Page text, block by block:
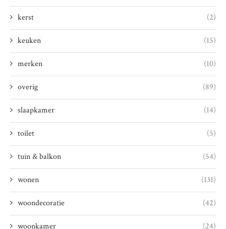
kerst (2)
keuken (15)
merken (10)
overig (89)
slaapkamer (14)
toilet (5)
tuin & balkon (54)
wonen (131)
woondecoratie (42)
woonkamer (24)